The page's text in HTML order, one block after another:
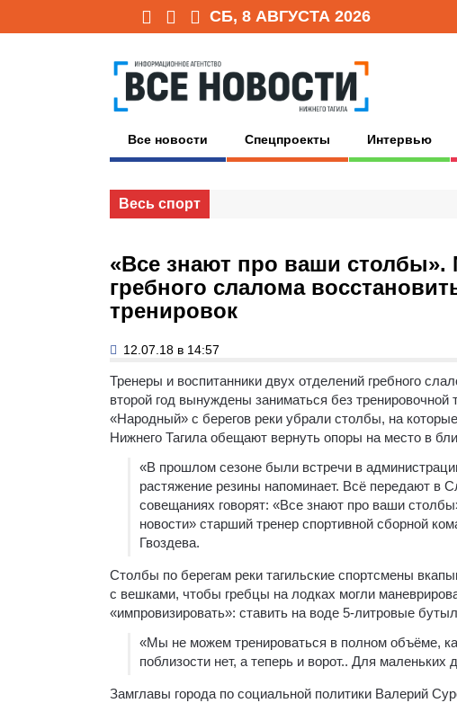
СБ, 8 АВГУСТА 2026
Все новости Спецпроекты Интервью
Весь спорт
«Все знают про ваши столбы».
гребного слалома
тренировок
12.07.18 в 14:57
Тренеры и воспитанники двух отделений гребного
второй год вынуждены заниматься без
«Народный» с берегов реки убрали столбы, на
Нижнего Тагила обещают вернуть опоры на место в
«В прошлом сезоне были встречи в
растяжение резины напоминает. Всё передают в
совещаниях говорят: «Все знают про ваши
новости» старший тренер спортивной сборной
Гвоздева.
Столбы по берегам реки тагильские спортсмены
с вешками, чтобы гребцы на лодках могли
«импровизировать»: ставить на воде 5-литровые
«Мы не можем тренироваться в полном объёме,
поблизости нет, а теперь и ворот.. Для
Замглавы города по социальной политики Валерий